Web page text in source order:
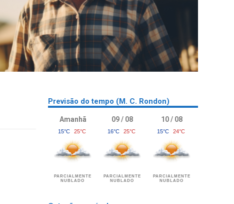
Previsão do tempo (M. C. Rondon)
Amanhã
15°C 25°C
PARCIALMENTE
NUBLADO
09 / 08
16°C 25°C
PARCIALMENTE
NUBLADO
10 / 08
15°C 24°C
PARCIALMENTE
NUBLADO